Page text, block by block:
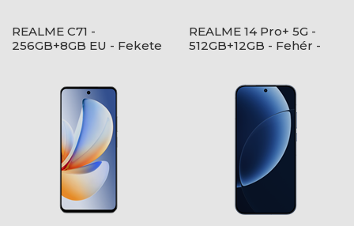
REALME C71 -
256GB+8GB EU - Fekete
REALME 14 Pro+ 5G -
512GB+12GB - Fehér -